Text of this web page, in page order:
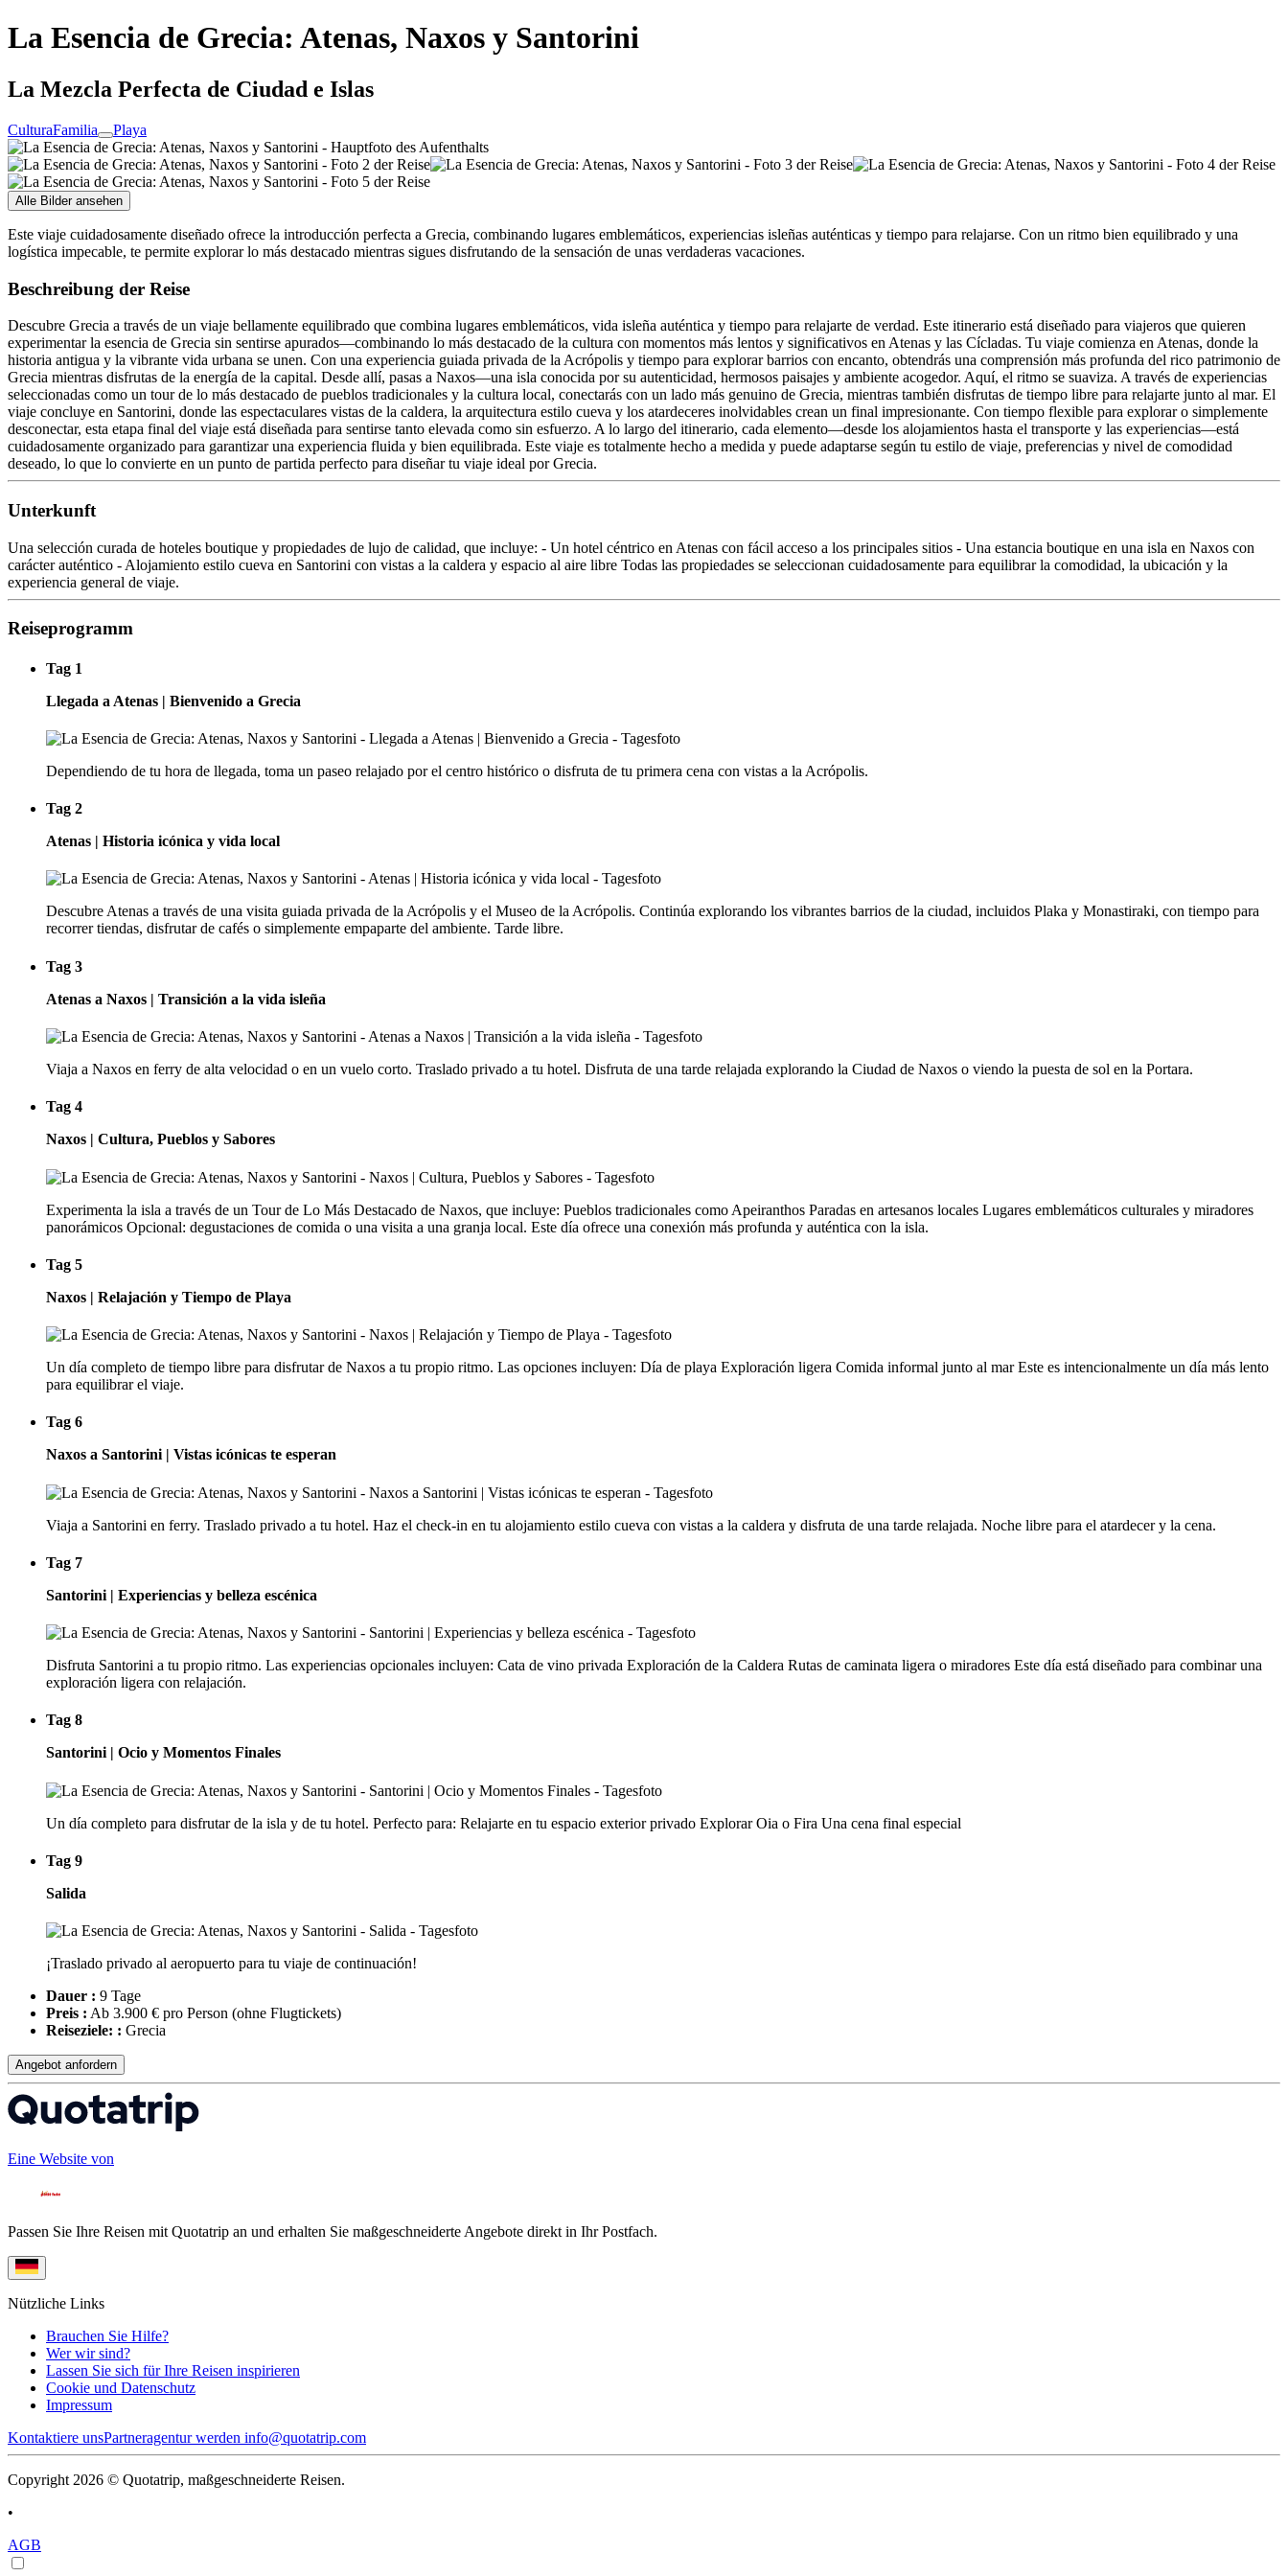
La Esencia de Grecia: Atenas, Naxos y Santorini
La Mezcla Perfecta de Ciudad e Islas
CulturaFamilia Playa
Alle Bilder ansehen
Este viaje cuidadosamente diseñado ofrece la introducción perfecta a Grecia, combinando lugares emblemáticos, experiencias isleñas auténticas y tiempo para relajarse. Con un ritmo bien equilibrado y una
logística impecable, te permite explorar lo más destacado mientras sigues disfrutando de la sensación de unas verdaderas vacaciones.
Beschreibung der Reise
Descubre Grecia a través de un viaje bellamente equilibrado que combina lugares emblemáticos, vida isleña auténtica y tiempo para relajarte de verdad. Este itinerario está diseñado para viajeros que quieren
experimentar la esencia de Grecia sin sentirse apurados—combinando lo más destacado de la cultura con momentos más lentos y significativos en Atenas y las Cícladas. Tu viaje comienza en Atenas, donde la
historia antigua y la vibrante vida urbana se unen. Con una experiencia guiada privada de la Acrópolis y tiempo para explorar barrios con encanto, obtendrás una comprensión más profunda del rico patrimonio de
Grecia mientras disfrutas de la energía de la capital. Desde allí, pasas a Naxos—una isla conocida por su autenticidad, hermosos paisajes y ambiente acogedor. Aquí, el ritmo se suaviza. A través de experiencias
seleccionadas como un tour de lo más destacado de pueblos tradicionales y la cultura local, conectarás con un lado más genuino de Grecia, mientras también disfrutas de tiempo libre para relajarte junto al mar. El
viaje concluye en Santorini, donde las espectaculares vistas de la caldera, la arquitectura estilo cueva y los atardeceres inolvidables crean un final impresionante. Con tiempo flexible para explorar o simplemente
desconectar, esta etapa final del viaje está diseñada para sentirse tanto elevada como sin esfuerzo. A lo largo del itinerario, cada elemento—desde los alojamientos hasta el transporte y las experiencias—está
cuidadosamente organizado para garantizar una experiencia fluida y bien equilibrada. Este viaje es totalmente hecho a medida y puede adaptarse según tu estilo de viaje, preferencias y nivel de comodidad
deseado, lo que lo convierte en un punto de partida perfecto para diseñar tu viaje ideal por Grecia.
Unterkunft
Una selección curada de hoteles boutique y propiedades de lujo de calidad, que incluye: - Un hotel céntrico en Atenas con fácil acceso a los principales sitios - Una estancia boutique en una isla en Naxos con
carácter auténtico - Alojamiento estilo cueva en Santorini con vistas a la caldera y espacio al aire libre Todas las propiedades se seleccionan cuidadosamente para equilibrar la comodidad, la ubicación y la
experiencia general de viaje.
Reiseprogramm
Tag 1
Llegada a Atenas | Bienvenido a Grecia
Dependiendo de tu hora de llegada, toma un paseo relajado por el centro histórico o disfruta de tu primera cena con vistas a la Acrópolis.
Tag 2
Atenas | Historia icónica y vida local
Descubre Atenas a través de una visita guiada privada de la Acrópolis y el Museo de la Acrópolis. Continúa explorando los vibrantes barrios de la ciudad, incluidos Plaka y Monastiraki, con tiempo para
recorrer tiendas, disfrutar de cafés o simplemente empaparte del ambiente. Tarde libre.
Tag 3
Atenas a Naxos | Transición a la vida isleña
Viaja a Naxos en ferry de alta velocidad o en un vuelo corto. Traslado privado a tu hotel. Disfruta de una tarde relajada explorando la Ciudad de Naxos o viendo la puesta de sol en la Portara.
Tag 4
Naxos | Cultura, Pueblos y Sabores
Experimenta la isla a través de un Tour de Lo Más Destacado de Naxos, que incluye: Pueblos tradicionales como Apeiranthos Paradas en artesanos locales Lugares emblemáticos culturales y miradores
panorámicos Opcional: degustaciones de comida o una visita a una granja local. Este día ofrece una conexión más profunda y auténtica con la isla.
Tag 5
Naxos | Relajación y Tiempo de Playa
Un día completo de tiempo libre para disfrutar de Naxos a tu propio ritmo. Las opciones incluyen: Día de playa Exploración ligera Comida informal junto al mar Este es intencionalmente un día más lento
para equilibrar el viaje.
Tag 6
Naxos a Santorini | Vistas icónicas te esperan
Viaja a Santorini en ferry. Traslado privado a tu hotel. Haz el check-in en tu alojamiento estilo cueva con vistas a la caldera y disfruta de una tarde relajada. Noche libre para el atardecer y la cena.
Tag 7
Santorini | Experiencias y belleza escénica
Disfruta Santorini a tu propio ritmo. Las experiencias opcionales incluyen: Cata de vino privada Exploración de la Caldera Rutas de caminata ligera o miradores Este día está diseñado para combinar una
exploración ligera con relajación.
Tag 8
Santorini | Ocio y Momentos Finales
Un día completo para disfrutar de la isla y de tu hotel. Perfecto para: Relajarte en tu espacio exterior privado Explorar Oia o Fira Una cena final especial
Tag 9
Salida
¡Traslado privado al aeropuerto para tu viaje de continuación!
Dauer : 9 Tage
Preis : Ab 3.900 € pro Person (ohne Flugtickets)
Reiseziele: : Grecia
Angebot anfordern
Eine Website von
Passen Sie Ihre Reisen mit Quotatrip an und erhalten Sie maßgeschneiderte Angebote direkt in Ihr Postfach.
Nützliche Links
Brauchen Sie Hilfe?
Wer wir sind?
Lassen Sie sich für Ihre Reisen inspirieren
Cookie und Datenschutz
Impressum
Kontaktiere unsPartneragentur werden info@quotatrip.com
Copyright 2026 © Quotatrip, maßgeschneiderte Reisen.
•
AGB